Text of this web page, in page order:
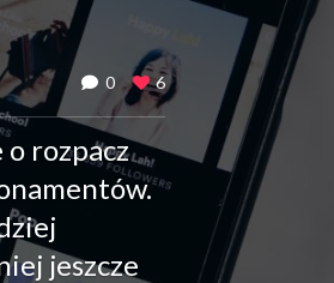
0 6
rozpacz
jeszcze